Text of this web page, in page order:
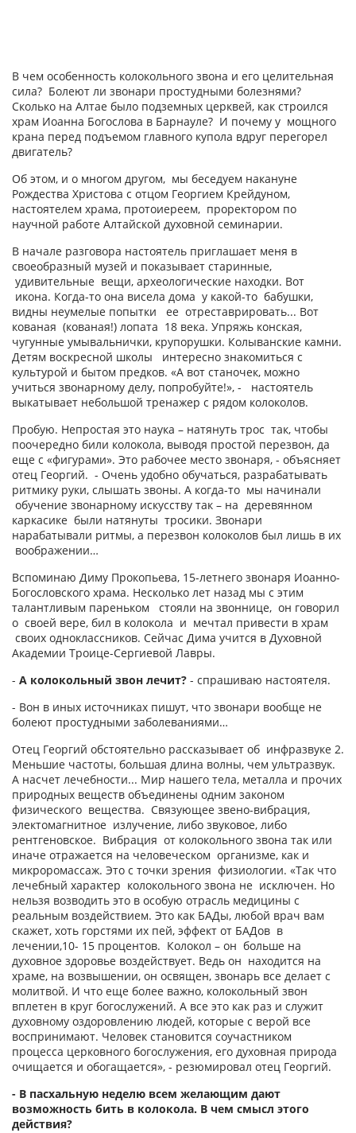
В чем особенность колокольного звона и его целительная
сила? Болеют ли звонари простудными болезнями?
Cколько на Алтае было подземных церквей, как строился
храм Иоанна Богослова в Барнауле? И почему у мощного
крана перед подъемом главного купола вдруг перегорел
двигатель?
Об этом, и о многом другом, мы беседуем накануне
Рождества Христова с отцом Георгием Крейдуном,
настоятелем храма, протоиереем, проректором по
научной работе Алтайской духовной семинарии.
В начале разговора настоятель приглашает меня в
своеобразный музей и показывает старинные,
удивительные вещи, археологические находки. Вот
икона. Когда-то она висела дома у какой-то бабушки,
видны неумелые попытки ее отреставрировать... Вот
кованая (кованая!) лопата 18 века. Упряжь конская,
чугунные умывальнички, крупорушки. Колыванские камни.
Детям воскресной школы интересно знакомиться с
культурой и бытом предков. «А вот станочек, можно
учиться звонарному делу, попробуйте!», - настоятель
выкатывает небольшой тренажер с рядом колоколов.
Пробую. Непростая это наука – натянуть трос так, чтобы
поочередно били колокола, выводя простой перезвон, да
еще с «фигурами». Это рабочее место звонаря, - объясняет
отец Георгий. - Очень удобно обучаться, разрабатывать
ритмику руки, слышать звоны. А когда-то мы начинали
обучение звонарному искусству так – на деревянном
каркасике были натянуты тросики. Звонари
нарабатывали ритмы, а перезвон колоколов был лишь в их
воображении…
Вспоминаю Диму Прокопьева, 15-летнего звонаря Иоанно-
Богословского храма. Несколько лет назад мы с этим
талантливым пареньком стояли на звоннице, он говорил
о своей вере, бил в колокола и мечтал привести в храм
своих одноклассников. Сейчас Дима учится в Духовной
Академии Троице-Сергиевой Лавры.
- А колокольный звон лечит? - cпрашиваю настоятеля.
- Вон в иных источниках пишут, что звонари вообще не
болеют простудными заболеваниями…
Отец Георгий обстоятельно рассказывает об инфразвуке 2.
Меньшие частоты, большая длина волны, чем ультразвук.
А насчет лечебности... Мир нашего тела, металла и прочих
природных веществ объединены одним законом
физического вещества. Связующее звено-вибрация,
электомагнитное излучение, либо звуковое, либо
рентгеновское. Вибрация от колокольного звона так или
иначе отражается на человеческом организме, как и
микроромассаж. Это с точки зрения физиологии. «Так что
лечебный характер колокольного звона не исключен. Но
нельзя возводить это в особую отрасль медицины с
реальным воздействием. Это как БАДы, любой врач вам
скажет, хоть горстями их пей, эффект от БАДов в
лечении,10- 15 процентов. Колокол – он больше на
духовное здоровье воздействует. Ведь он находится на
храме, на возвышении, он освящен, звонарь все делает с
молитвой. И что еще более важно, колокольный звон
вплетен в круг богослужений. А все это как раз и служит
духовному оздоровлению людей, которые с верой все
воспринимают. Человек становится соучастником
процесса церковного богослужения, его духовная природа
очищается и обогащается», - резюмировал отец Георгий.
- В пасхальную неделю всем желающим дают
возможность бить в колокола. В чем смысл этого
действия?